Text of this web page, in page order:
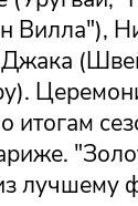
Вилла"),
Джака
итогам
лучшему